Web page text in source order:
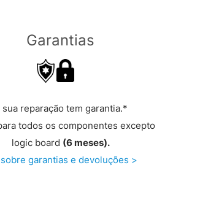
Garantias
sua reparação tem garantia.*
todos os componentes excepto
logic board (6 meses).
garantias e devoluções >